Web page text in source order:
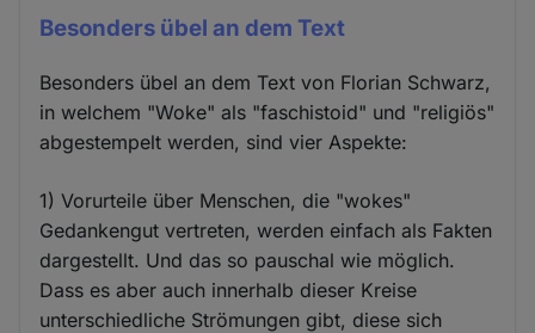
Besonders übel an dem Text
Besonders übel an dem Text von Florian Schwarz,
in welchem "Woke" als "faschistoid" und "religiös"
abgestempelt werden, sind vier Aspekte:
1) Vorurteile über Menschen, die "wokes"
Gedankengut vertreten, werden einfach als Fakten
dargestellt. Und das so pauschal wie möglich.
Dass es aber auch innerhalb dieser Kreise
unterschiedliche Strömungen gibt, diese sich